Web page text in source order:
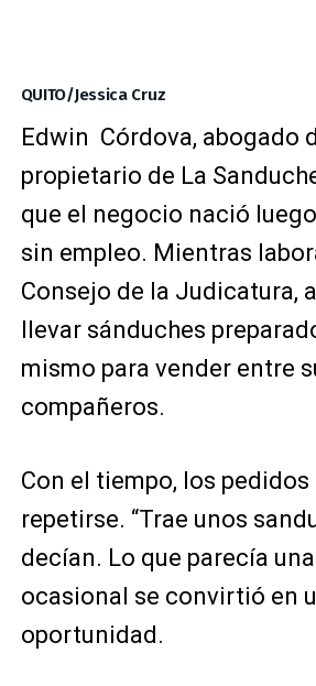
QUITO/Jessica Cruz
Edwin Córdova, abogado
propietario de La
que el negocio nació
sin empleo. Mientras
Consejo de la Judicatura,
llevar sánduches
mismo para vender entre
compañeros.
Con el tiempo, los
repetirse. “Trae unos
decían. Lo que parecía
ocasional se convirtió en
oportunidad.